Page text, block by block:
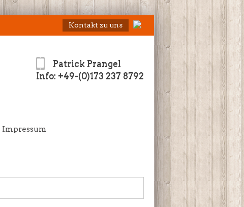
Kontakt zu uns
Patrick Prangel
Info: +49-(0)173 237 8792
Impressum